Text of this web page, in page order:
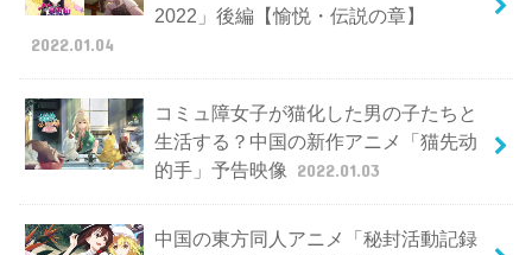
2022」後編【愉悦・伝説の章】
2022.01.04
コミュ障女子が猫化した男の子たちと
生活する？中国の新作アニメ「猫先动
的手」予告映像
2022.01.03
中国の東方同人アニメ「秘封活動記録